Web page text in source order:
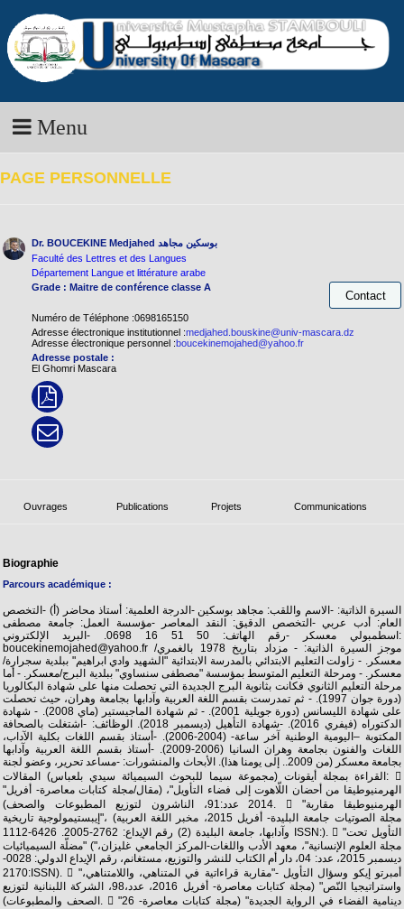
Menu
PAGE PERSONNELLE
Dr. BOUCEKINE Medjahed بوسكين مجاهد
Faculté des Lettres et des Langues
Département Langue et littérature arabe
Grade : Maitre de conférence classe A
Numéro de Téléphone :0698165150
Adresse électronique institutionnel :medjahed.bouskine@univ-mascara.dz
Adresse électronique personnel :boucekinemojahed@yahoo.fr
Adresse postale :
El Ghomri Mascara
Ouvrages Publications Projets Communications
Biographie
Parcours académique :
السيرة الذاتية: -الاسم واللقب: مجاهد بوسكين -الدرجة العلمية: أستاذ محاضر (أ) -التخصص
العام: أدب عربي -التخصص الدقيق: النقد المعاصر -مؤسسة العمل: جامعة مصطفى
اسطمبولي معسكر -رقم الهاتف: 50 51 16 0698. -البريد الإلكتروني:
boucekinemojahed@yahoo.fr موجز السيرة الذاتية: - مزداد بتاريخ 1978 بالغمري/
معسكر. - زاولت التعليم الابتدائي بالمدرسة الابتدائية "الشهيد وادي ابراهيم" ببلدية سجرارة/
معسكر. - ومرحلة التعليم المتوسط بمؤسسة "مصطفى سنساوي" ببلدية البرج/معسكر. - أما
مرحلة التعليم الثانوي فكانت بثانوية البرج الجديدة التي تحصلت منها على شهادة البكالوريا
(دورة جوان 1997). - ثم تمدرست بقسم اللغة العربية وآدابها بجامعة وهران، حيث تحصلت
على شهادة الليسانس (دورة جويلية 2001). - ثم شهادة الماجيستير (ماي 2008). - شهادة
الدكتوراه (فيفري 2016). -شهادة التأهيل (ديسمبر 2018). الوظائف: -اشتغلت بالصحافة
المكتوبة –اليومية الوطنية آخر ساعة- (2004-2006). -أستاذ بقسم اللغات بكلية الآداب،
اللغات والفنون بجامعة وهران السانيا (2006-2009). -أستاذ بقسم اللغة العربية وآدابها
بجامعة معسكر (من 2009.. إلى يومنا هذا). الأبحاث والمنشورات: -مساعد تحرير، وعضو لجنة
القراءة بمجلة أيقونات (مجموعة سيما للبحوث السيميائة سيدي بلعباس) المقالات: 
"الهرمنيوطيقا من أحضان اللّاهوت إلى فضاء التأويل"، (مقال/مجلة كتابات معاصرة- أفريل
2014 عدد:91، الناشرون لتوزيع المطبوعات والصحف).  "الهرمنيوطيقا مقاربة
إيبستيمولوجية تاريخية"، (مجلة الصوتيات جامعة البليدة- أفريل 2015، مخبر اللغة العربية
وآدابها، جامعة البليدة (2) رقم الإيداع: 2762-2005. 6426-1112 ISSN:).  "التأويل تحت
مضلّة السيميائيات" ("مجلة العلوم الإنسانية"، معهد الأدب واللغات-المركز الجامعي غليزان،
ديسمبر 2015، عدد: 04، دار أم الكتاب للنشر والتوزيع، مستغانم، رقم الإيداع الدولي: 0028-
2170:ISSN).  "أمبرتو إيكو وسؤال التأويل -"مقاربة قراءاتية في المتناهي، واللامتناهي،
واستراتيجيا النّص" (مجلة كتابات معاصرة- أفريل 2016، عدد،98، الشركة اللبنانية لتوزيع
الصحف والمطبوعات).  "دينامية الفضاء في الرواية الجديدة" (مجلة كتابات معاصرة- 26